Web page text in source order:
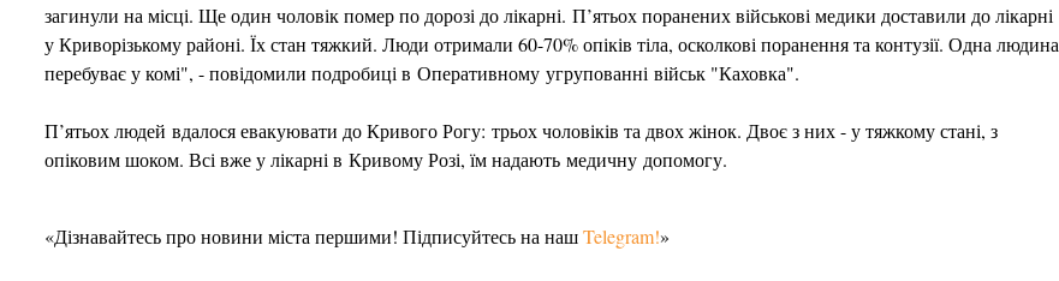
загинули на місці. Ще один чоловік помер по дорозі до лікарні. П’ятьох поранених військові медики доставили до лікарні
у Криворізькому районі. Їх стан тяжкий. Люди отримали 60-70% опіків тіла, осколкові поранення та контузії. Одна людина
перебуває у комі", - повідомили подробиці в Оперативному угрупованні військ "Каховка".
П’ятьох людей вдалося евакуювати до Кривого Рогу: трьох чоловіків та двох жінок. Двоє з них - у тяжкому стані, з
опіковим шоком. Всі вже у лікарні в Кривому Розі, їм надають медичну допомогу.
«Дізнавайтесь про новини міста першими! Підписуйтесь на нашTelegram!»